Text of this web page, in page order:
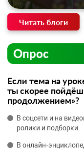
Читать блоги
Опрос
Если тема на
ты скорее
продолжением»?
В соцсети и на
ролики и подборки.
В